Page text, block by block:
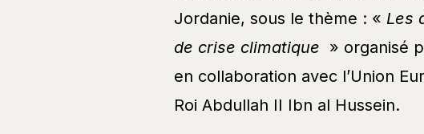
Jordanie, sous le thème : « Les
de crise climatique » organisé
en collaboration avec l’Union
Roi Abdullah II Ibn al Hussein.